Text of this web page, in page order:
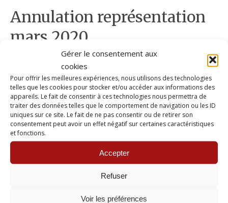
Gérer le consentement aux
cookies
Pour offrir les meilleures expériences, nous utilisons des technologies
telles que les cookies pour stocker et/ou accéder aux informations des
appareils. Le fait de consentir à ces technologies nous permettra de
traiter des données telles que le comportement de navigation ou les ID
uniques sur ce site. Le fait de ne pas consentir ou de retirer son
consentement peut avoir un effet négatif sur certaines caractéristiques
et fonctions.
Accepter
Refuser
Voir les préférences
Annulation représentation
mars 2020
Actualités Commentaires fermés
Au vue de la situation sanitaire et en conséquence des
recommandations et préconisations gouvernementales, il a été
décidé d’annuler la représentation de Cescorps.com au Baron
de Bayanne. Nous espérons vous retrouver dans des
conditions plus propices à la fête et au spectacle vivant. A très
bientôt
Cescorps.com au baron de